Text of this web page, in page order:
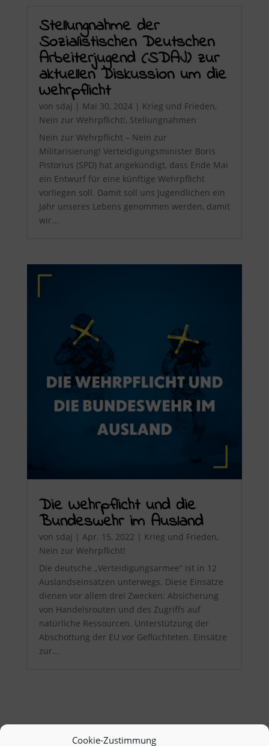
Cookie-Zustimmung
Stellungnahme der
Sozialistischen Deutschen
Arbeiterjugend (SDAJ) zur
aktuellen Diskussion um die
Wehrpflicht
von sdaj | Mai 30, 2024| Krieg und Frieden,
Nein zur Wehrpflicht!, Stellungnahmen
Nein zur Wehrpflicht – Nein zur
Militarisierung! Verteidigungsminister Boris
Pistorius (SPD) hat angekündigt, dass Ende Mai
ein Entwurf für eine künftige Wehrpflicht
vorliegen soll. Damit soll uns Jugendlichen ein
Jahr unseres Lebens genommen werden, damit
wir...
Die Wehrpflicht und die
Bundeswehr im Ausland
von sdaj | Apr. 15, 2022 | Krieg und Frieden,
Nein zur Wehrpflicht!
Die deutsche „Verteidigungsarmee“ ist in 12
Auslandseinsätzen unterwegs. Diese Einsätze
dienen vor allem drei Zwecken: Absicherung
von Handelsrouten und des Zugriffs auf
natürliche Ressourcen. Unterstützung der
Abschottung der EU vor Geflüchteten. Einsätze
zur...